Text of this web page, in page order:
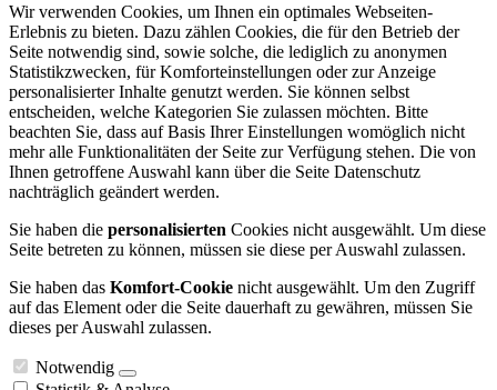
Wir verwenden Cookies, um Ihnen ein optimales Webseiten-
Erlebnis zu bieten. Dazu zählen Cookies, die für den Betrieb der
Seite notwendig sind, sowie solche, die lediglich zu anonymen
Statistikzwecken, für Komforteinstellungen oder zur Anzeige
personalisierter Inhalte genutzt werden. Sie können selbst
entscheiden, welche Kategorien Sie zulassen möchten. Bitte
beachten Sie, dass auf Basis Ihrer Einstellungen womöglich nicht
mehr alle Funktionalitäten der Seite zur Verfügung stehen. Die von
Ihnen getroffene Auswahl kann über die Seite Datenschutz
nachträglich geändert werden.
Sie haben die personalisierten Cookies nicht ausgewählt. Um diese
Seite betreten zu können, müssen sie diese per Auswahl zulassen.
Sie haben das Komfort-Cookie nicht ausgewählt. Um den Zugriff
auf das Element oder die Seite dauerhaft zu gewähren, müssen Sie
dieses per Auswahl zulassen.
Notwendig